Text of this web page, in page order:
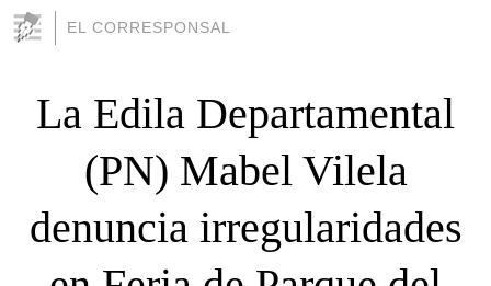
EL CORRESPONSAL
La Edila Departamental
(PN) Mabel Vilela
denuncia irregularidades